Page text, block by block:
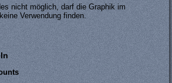
nicht möglich, darf die Graphik im
Verwendung finden.